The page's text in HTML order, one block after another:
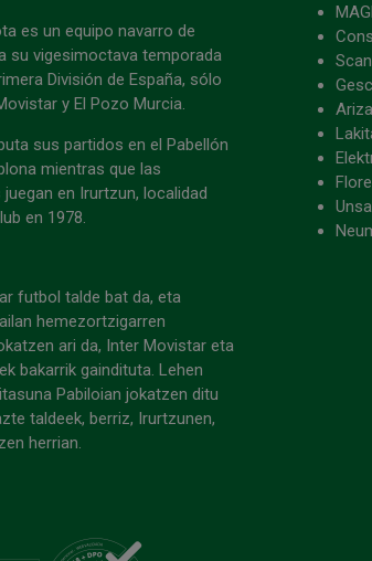
es un equipo navarro de
su vigesimoctava temporada
División de España, sólo
y El Pozo Murcia.
sus partidos en el Pabellón
mientras que las
en Irurtzun, localidad
en 1978.
futbol talde bat da, eta
hemezortzigarren
ari da, Inter Movistar eta
bakarrik gaindituta. Lehen
Pabiloian jokatzen ditu
taldeek, berriz, Irurtzunen,
herrian.